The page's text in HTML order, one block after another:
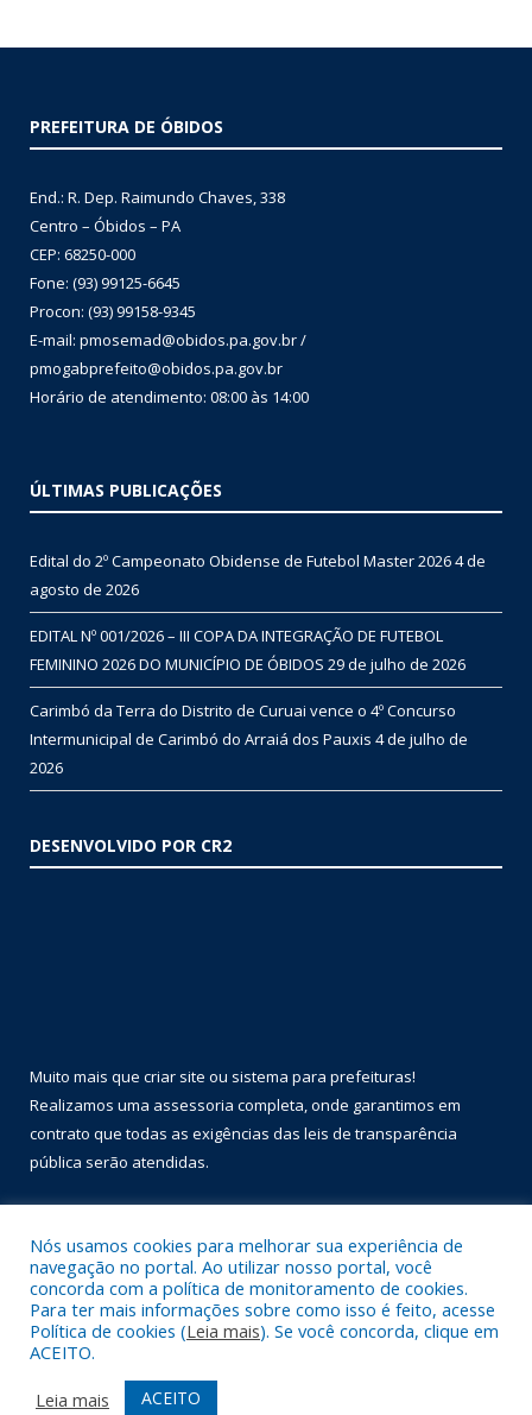
PREFEITURA DE ÓBIDOS
End.: R. Dep. Raimundo Chaves, 338
Centro – Óbidos – PA
CEP: 68250-000
Fone: (93) 99125-6645
Procon: (93) 99158-9345
E-mail: pmosemad@obidos.pa.gov.br /
pmogabprefeito@obidos.pa.gov.br
Horário de atendimento: 08:00 às 14:00
ÚLTIMAS PUBLICAÇÕES
Edital do 2º Campeonato Obidense de Futebol Master 20264 de
agosto de 2026
EDITAL Nº 001/2026 – III COPA DA INTEGRAÇÃO DE FUTEBOL
FEMININO 2026 DO MUNICÍPIO DE ÓBIDOS 29 de julho de 2026
Carimbó da Terra do Distrito de Curuai vence o 4º Concurso
Intermunicipal de Carimbó do Arraiá dos Pauxis 4 de julho de
2026
DESENVOLVIDO POR CR2
Muito mais que criar site ou sistema para prefeituras!
Realizamos uma assessoria completa, onde garantimos em
contrato que todas as exigências das leis de transparência
pública serão atendidas.
Todos os direitos reservados a Prefeitura Municipal de Óbidos.
Mapa do Site
Acessar Área Administrativa
Nós usamos cookies para melhorar sua experiência de
navegação no portal. Ao utilizar nosso portal, você
concorda com a política de monitoramento de cookies.
Para ter mais informações sobre como isso é feito, acesse
Política de cookies (Leia mais). Se você concorda, clique em
ACEITO.
Leia mais
ACEITO